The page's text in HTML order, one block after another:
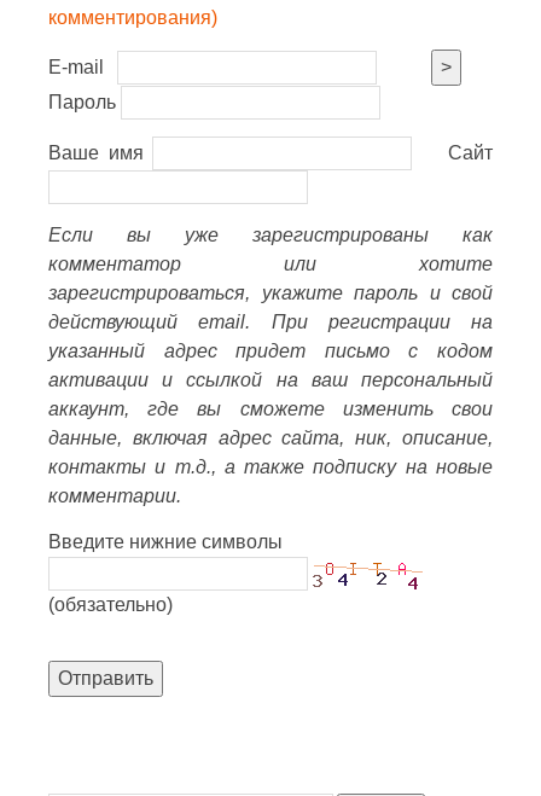
комментирования)
E-mail
>
Пароль
Ваше имя Сайт
Если вы уже зарегистрированы как
комментатор или хотите
зарегистрироваться, укажите пароль и свой
действующий email. При регистрации на
указанный адрес придет письмо с кодом
активации и ссылкой на ваш персональный
аккаунт, где вы сможете изменить свои
данные, включая адрес сайта, ник, описание,
контакты и т.д., а также подписку на новые
комментарии.
Введите нижние символы
(обязательно)
Отправить